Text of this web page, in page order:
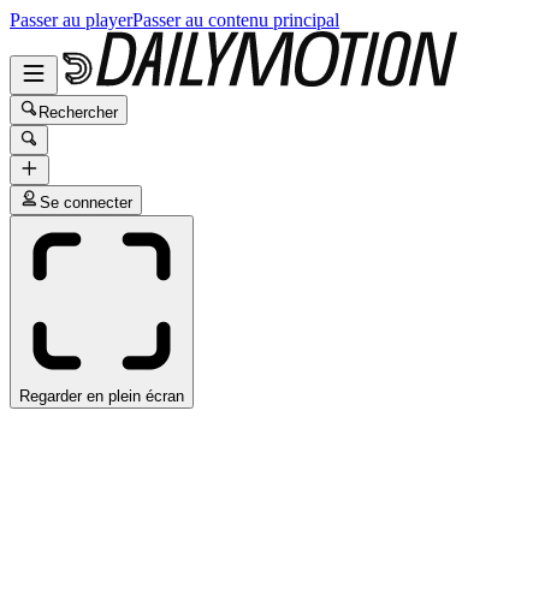
Passer au playerPasser au contenu principal
Rechercher
Se connecter
Regarder en plein écran